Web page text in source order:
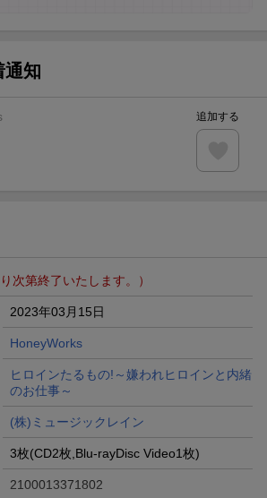
通知
追加する
次第終了いたします。）
2023年03月15日
HoneyWorks
ヒロインたるもの!～嫌われヒロインと内緒
のお仕事～
(株)ミュージックレイン
3枚(CD2枚,Blu-rayDisc Video1枚)
2100013371802